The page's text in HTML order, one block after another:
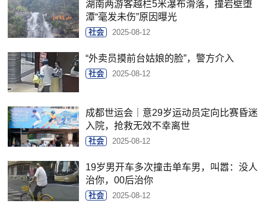
湖南两游客越栏5米瀑布滑落，撞岩壁堕
潭“毫发未伤”原因曝光
社会 2025-08-12
“外卖员摸前台姑娘的脸”，警方介入
社会 2025-08-12
成都世运会｜意29岁运动员定向比赛昏迷
入院，抢救无效不幸离世
社会 2025-08-12
19岁男开车多次撞击单车男，叫嚣：没人
治你，00后治你
社会 2025-08-12